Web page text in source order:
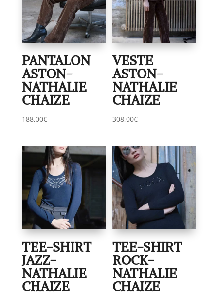
PANTALON
ASTON-
NATHALIE
CHAIZE
188,00€
VESTE
ASTON-
NATHALIE
CHAIZE
308,00€
TEE-SHIRT
JAZZ-
NATHALIE
CHAIZE
TEE-SHIRT
ROCK-
NATHALIE
CHAIZE